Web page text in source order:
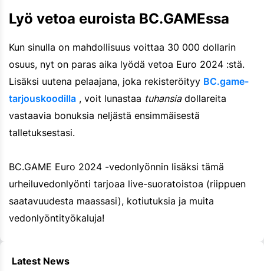
Lyö vetoa euroista BC.GAMEssa
Kun sinulla on mahdollisuus voittaa 30 000 dollarin
osuus, nyt on paras aika lyödä vetoa Euro 2024 :stä.
Lisäksi uutena pelaajana, joka rekisteröityy BC.game-
tarjouskoodilla , voit lunastaa tuhansiadollareita
vastaavia bonuksia neljästä ensimmäisestä
talletuksestasi.
BC.GAME Euro 2024 -vedonlyönnin lisäksi tämä
urheiluvedonlyönti tarjoaa live-suoratoistoa (riippuen
saatavuudesta maassasi), kotiutuksia ja muita
vedonlyöntityökaluja!
Latest News